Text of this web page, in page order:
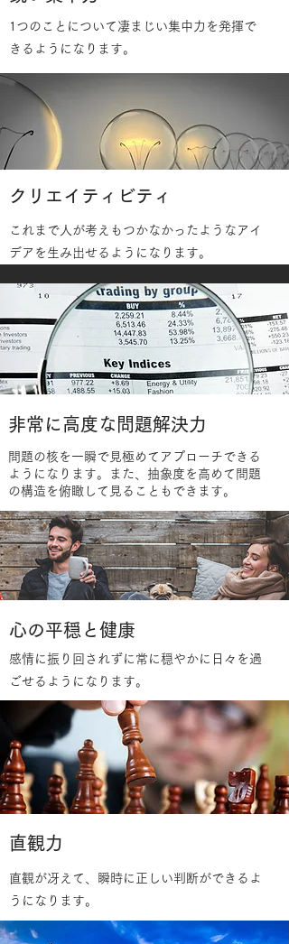
1つのことについて凄まじい集中力を発揮で
きるようになります。
クリエイティビティ
これまで人が考えもつかなかったようなアイ
デアを生み出せるようになります。
非常に高度な問題解決力
問題の核を一瞬で見極めてアプローチできる
ようになります。また、抽象度を高めて問題
の構造を俯瞰して見ることもできます。
​心の平穏と健康
感情に振り回されずに常に穏やかに日々を過
ごせるようになります。
​直観力
直観が冴えて、瞬時に正しい判断ができるよ
うになります。